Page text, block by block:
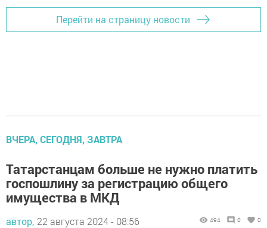
Перейти на страницу новости
ВЧЕРА, СЕГОДНЯ, ЗАВТРА
Татарстанцам больше не нужно платить
госпошлину за регистрацию общего
имущества в МКД
автор, 22 августа 2024 - 08:56 494 0 0